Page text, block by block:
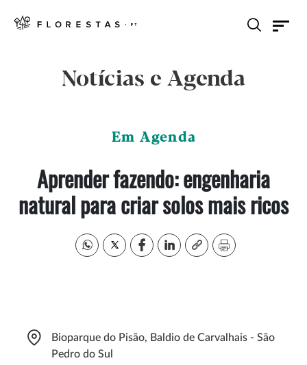
Notícias e Agenda
Em Agenda
Aprender fazendo: engenharia
natural para criar solos mais ricos
Bioparque do Pisão, Baldio de Carvalhais - São
Pedro do Sul